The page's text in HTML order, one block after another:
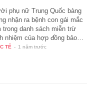
phụ nữ Trung Quốc bàng
nhận ra bệnh con gái mắc
trong danh sách miễn trừ
nhiệm của hợp đồng bảo…
TẾ - 1 năm trước